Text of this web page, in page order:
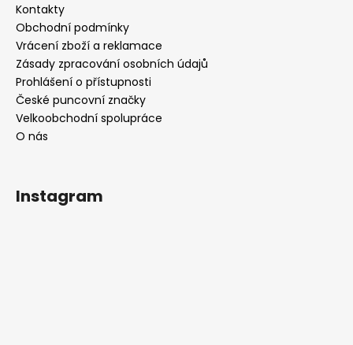
Kontakty
Obchodní podmínky
Vrácení zboží a reklamace
Zásady zpracování osobních údajů
Prohlášení o přístupnosti
České puncovní značky
Velkoobchodní spolupráce
O nás
Instagram